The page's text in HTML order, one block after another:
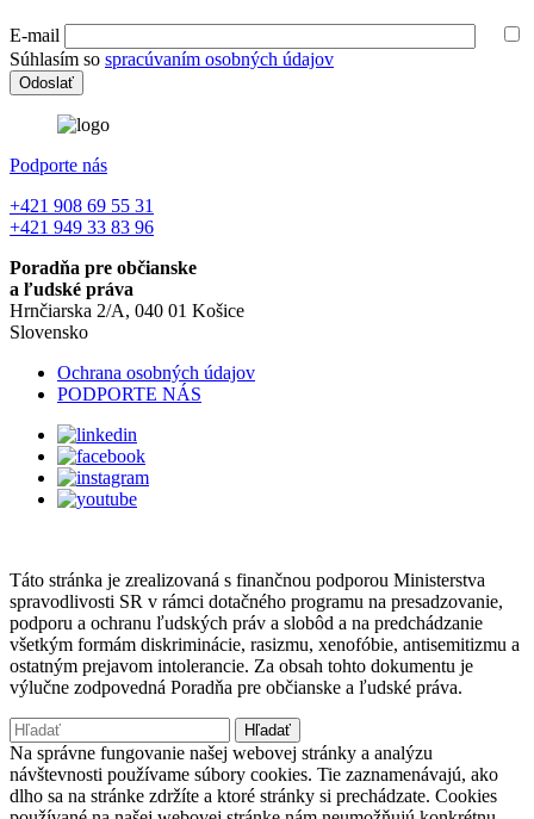
E-mail
Súhlasím so spracúvaním osobných údajov
Podporte nás
+421 908 69 55 31
+421 949 33 83 96
Poradňa pre občianske
a ľudské práva
Hrnčiarska 2/A, 040 01 Košice
Slovensko
Ochrana osobných údajov
PODPORTE NÁS
Táto stránka je zrealizovaná s finančnou podporou Ministerstva
spravodlivosti SR v rámci dotačného programu na presadzovanie,
podporu a ochranu ľudských práv a slobôd a na predchádzanie
všetkým formám diskriminácie, rasizmu, xenofóbie, antisemitizmu a
ostatným prejavom intolerancie. Za obsah tohto dokumentu je
výlučne zodpovedná Poradňa pre občianske a ľudské práva.
Hľadať:
Na správne fungovanie našej webovej stránky a analýzu
návštevnosti používame súbory cookies. Tie zaznamenávajú, ako
dlho sa na stránke zdržíte a ktoré stránky si prechádzate. Cookies